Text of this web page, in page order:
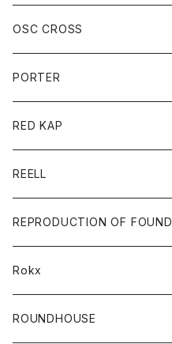
ロングスリーブＴシャツ
アウター
コート
ジャケット
アクセサリー
バッグ
キッズ
Tシャツ
帽子
グッズ
靴
バック
トップス
カットソー
カーディガン
ボトムス
ショートパンツ
レディース
OSC CROSS
ダウンジャケット
PORTER
カードホルダー
キーホルダー
財布
バック
RED KAP
REELL
パンツ
ショートパンツ
REPRODUCTION OF FOUND
Rokx
ボトム
ROUNDHOUSE